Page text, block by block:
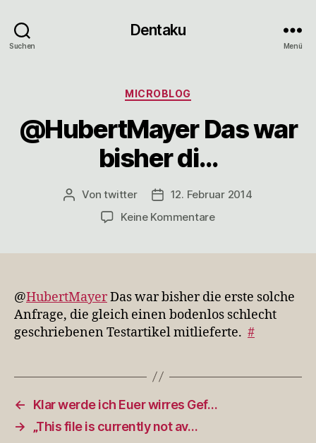
Suchen
Dentaku
Menü
Kategorien
MICROBLOG
@HubertMayer Das war
bisher di…
Beitragsautor
Vontwitter Veröffentlichungsdatum
12. Februar 2014
Keine Kommentarezu
di…
@HubertMayerDas war bisher die erste solche
Anfrage, die gleich einen bodenlos schlecht
geschriebenen Testartikel mitlieferte. #
←
Klar werde ich Euer wirres Gef…
→
„This file is currently not av…